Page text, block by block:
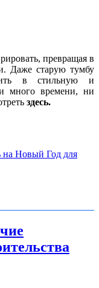
превращая в
Даже старую тумбу
в стильную и
много времени, ни
здесь.
на Новый Год для